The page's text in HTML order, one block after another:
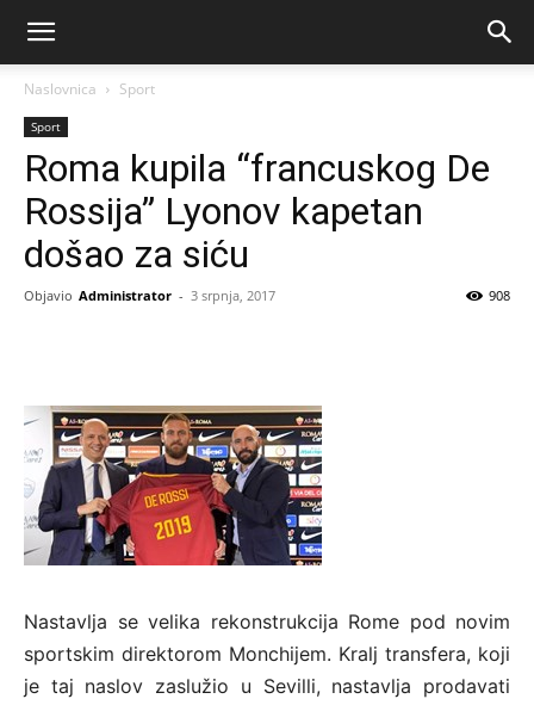
Naslovnica Sport
Sport
Roma kupila “francuskog De
Rossija” Lyonov kapetan
došao za siću
Objavio Administrator - 3 srpnja, 2017 908
Nastavlja se velika rekonstrukcija Rome pod novim
sportskim direktorom Monchijem. Kralj transfera, koji
je taj naslov zaslužio u Sevilli, nastavlja prodavati